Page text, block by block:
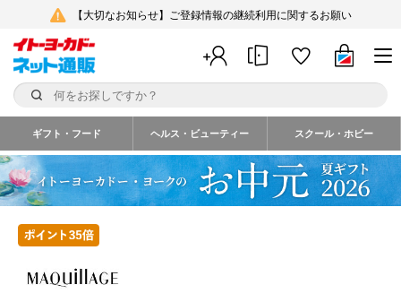
【大切なお知らせ】ご登録情報の継続利用に関するお願い
ギフト・フード ヘルス・ビューティー スクール・ホビー